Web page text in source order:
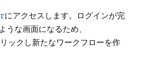
にアクセスします。ログインが完
うな画面になるため、
ックし新たなワークフローを作